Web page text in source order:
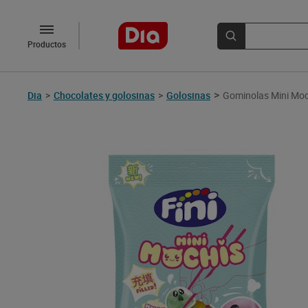
Productos
Dia > Chocolates y golosinas > Golosinas > Gominolas Mini